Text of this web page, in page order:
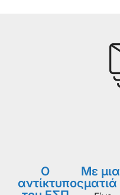
Ο
αντίκτυπος
Με μια
ματιά